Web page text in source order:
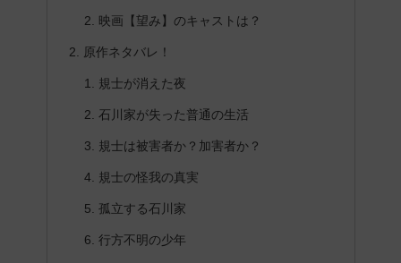
映画【望み】のキャストは？
原作ネタバレ！
規士が消えた夜
石川家が失った普通の生活
規士は被害者か？加害者か？
規士の怪我の真実
孤立する石川家
行方不明の少年